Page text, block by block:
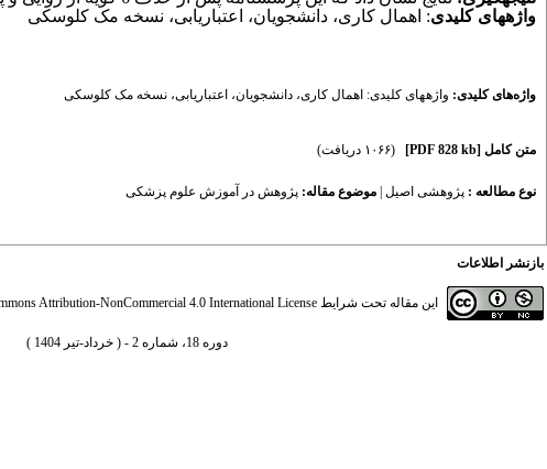
واژه­های کلیدی: اهمال کاری، دانشجویان، اعتباریابی، نسخه مک کلوسکی
واژه‌های کلیدی: واژه­های کلیدی: اهمال کاری، دانشجویان، اعتباریابی، نسخه مک کلوسکی
متن کامل [PDF 828 kb] (۱۰۶۶ دریافت)
نوع مطالعه : پژوهشی اصيل موضوع مقاله: پ‍ژوهش در آموزش علوم پزشکی
بازنشر اطلاعات
این مقاله تحت شرایط Attribution-NonCommercial 4.0 International License
دوره 18، شماره 2 - ( خرداد-تیر 1404 )